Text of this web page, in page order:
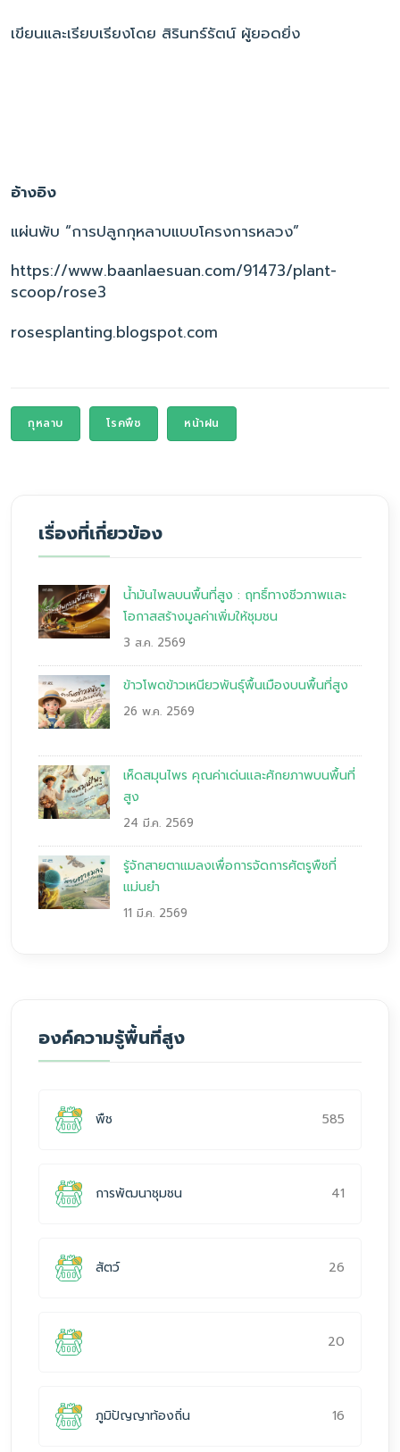
เขียนและเรียบเรียงโดย สิรินทร์รัตน์ ผู้ยอดยิ่ง
อ้างอิง
แผ่นพับ “การปลูกกุหลาบแบบโครงการหลวง”
https://www.baanlaesuan.com/91473/plant-
scoop/rose3
rosesplanting.blogspot.com
กุหลาบ โรคพืช หน้าฝน
เรื่องที่เกี่ยวข้อง
น้ำมันไพลบนพื้นที่สูง : ฤทธิ์ทางชีวภาพและ
โอกาสสร้างมูลค่าเพิ่มให้ชุมชน
3 ส.ค. 2569
ข้าวโพดข้าวเหนียวพันธุ์พื้นเมืองบนพื้นที่สูง
26 พ.ค. 2569
เห็ดสมุนไพร คุณค่าเด่นและศักยภาพบนพื้นที่
สูง
24 มี.ค. 2569
รู้จักสายตาแมลงเพื่อการจัดการศัตรูพืชที่
แม่นยำ
11 มี.ค. 2569
องค์ความรู้พื้นที่สูง
พืช 585
การพัฒนาชุมชน 41
สัตว์ 26
20
ภูมิปัญญาท้องถิ่น 16